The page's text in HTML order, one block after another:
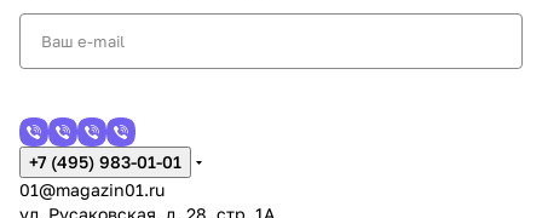
+7 (495) 983-01-01
01@magazin01.ru